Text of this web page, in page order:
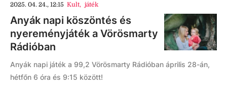
2025. 04. 24., 12:15 Kult, játék
Anyák napi köszöntés és
nyereményjáték a Vörösmarty
Rádióban
Anyák napi játék a 99,2 Vörösmarty Rádióban április 28-án,
hétfőn 6 óra és 9:15 között!